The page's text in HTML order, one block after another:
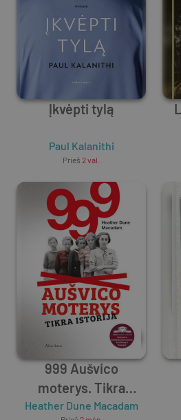
Įkvėpti tylą
Paul Kalanithi
Prieš 2 val.
999 Aušvico
moterys. Tikra
istorija
Heather Dune Macadam